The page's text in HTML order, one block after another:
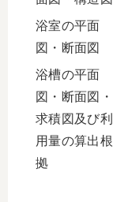
浴室の平面
図・断面図
浴槽の平面
図・断面図・
求積図及び利
用量の算出根
拠